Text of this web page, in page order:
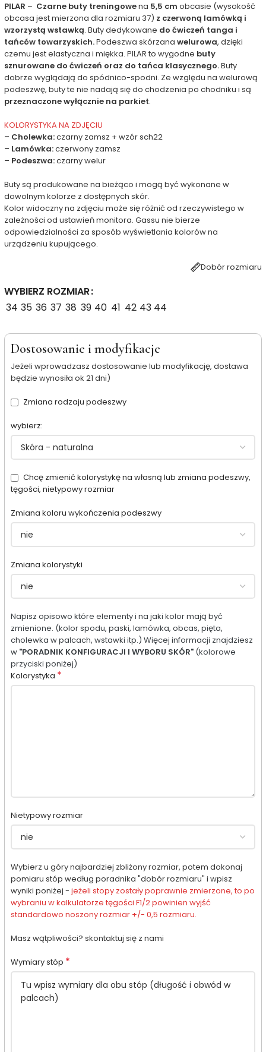
PILAR – Czarne buty treningowena 5,5 cm obcasie (wysokość
obcasa jest mierzona dla rozmiaru 37) z czerwoną lamówką i
wzorzystą wstawką. Buty dedykowane do ćwiczeń tanga i
tańców towarzyskich.Podeszwa skórzana welurowa, dzięki
czemu jest elastyczna i miękka. PILAR to wygodne buty
sznurowane do ćwiczeń oraz do tańca klasycznego.Buty
dobrze wyglądają do spódnico-spodni. Ze względu na welurową
podeszwę, buty te nie nadają się do chodzenia po chodniku i są
przeznaczone wyłącznie na parkiet.
KOLORYSTYKA NA ZDJĘCIU
– Cholewka:czarny zamsz + wzór sch22
– Lamówka:czerwony zamsz
– Podeszwa:czarny welur
Buty są produkowane na bieżąco i mogą być wykonane w
dowolnym kolorze z dostępnych skór.
Kolor widoczny na zdjęciu może się różnić od rzeczywistego w
zależności od ustawień monitora. Gassu nie bierze
odpowiedzialności za sposób wyświetlania kolorów na
urządzeniu kupującego.
Dobór rozmiaru
WYBIERZ ROZMIAR
34 35 36 37 38 39 40 41 42 43 44
Dostosowanie i modyfikacje
Jeżeli wprowadzasz dostosowanie lub modyfikację, dostawa
będzie wynosiła ok 21 dni)
Zmiana rodzaju podeszwy
wybierz:
Chcę zmienić kolorystykę na własną lub zmiana podeszwy,
tęgości, nietypowy rozmiar
Zmiana koloru wykończenia podeszwy
Zmiana kolorystyki
Napisz opisowo które elementy i na jaki kolor mają być
zmienione. (kolor spodu, paski, lamówka, obcas, pięta,
cholewka w palcach, wstawki itp.) Więcej informacji znajdziesz
w "PORADNIK KONFIGURACJI I WYBORU SKÓR" (kolorowe
przyciski poniżej)
Kolorystyka *
Nietypowy rozmiar
Wybierz u góry najbardziej zbliżony rozmiar, potem dokonaj
pomiaru stóp według poradnika "dobór rozmiaru" i wpisz
wyniki poniżej - jeżeli stopy zostały poprawnie zmierzone, to po
wybraniu w kalkulatorze tęgości F1/2 powinien wyjść
standardowo noszony rozmiar +/- 0,5 rozmiaru.
Masz wątpliwości? skontaktuj się z nami
Wymiary stóp *